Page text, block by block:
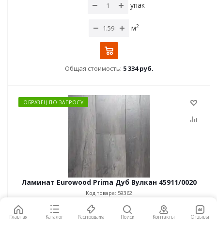
упак
м2
Общая стоимость: 5 334 руб.
ОБРАЗЕЦ ПО ЗАПРОСУ
Ламинат Eurowood Prima Дуб Вулкан 45911/0020
Код товара: 59362
Германия / 33 класс / 10 мм
Цена:
Главная Каталог Распродажа Поиск Контакты Отзывы